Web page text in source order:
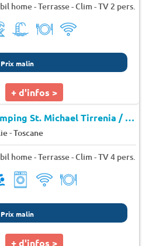
home - Terrasse - Clim - TV 2 pers.
Prix malin
+ d'infos >
Camping St. Michael Tirrenia / Pisa
-Toscane
home - Terrasse - Clim - TV 4 pers.
Prix malin
+ d'infos >